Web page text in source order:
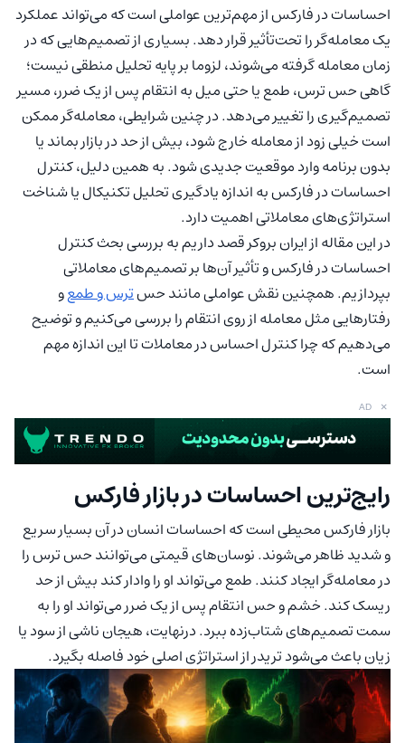
احساسات در فارکس از مهم‌ترین عواملی است که می‌تواند عملکرد
یک معامله‌گر را تحت‌تأثیر قرار دهد. بسیاری از تصمیم‌هایی که در
زمان معامله گرفته می‌شوند، لزوما بر پایه تحلیل منطقی نیست؛
گاهی حس ترس، طمع یا حتی میل به انتقام پس از یک ضرر، مسیر
تصمیم‌گیری را تغییر می‌دهد. در چنین شرایطی، معامله‌گر ممکن
است خیلی زود از معامله خارج شود، بیش از حد در بازار بماند یا
بدون برنامه وارد موقعیت جدیدی شود. به همین دلیل، کنترل
احساسات در فارکس به اندازه یادگیری تحلیل تکنیکال یا شناخت
استراتژی‌های معاملاتی اهمیت دارد.
در این مقاله از ایران بروکر قصد داریم به بررسی بحث کنترل
احساسات در فارکس و تأثیر آن‌ها بر تصمیم‌های معاملاتی
بپردازیم. همچنین نقش عواملی مانند حسترس و طمعو
رفتارهایی مثل معامله از روی انتقام را بررسی می‌کنیم و توضیح
می‌دهیم که چرا کنترل احساس در معاملات تا این اندازه مهم
است.
AD ×
رایج‌ترین احساسات در بازار فارکس
بازار فارکس محیطی است که احساسات انسان در آن بسیار سریع
و شدید ظاهر می‌شوند. نوسان‌های قیمتی می‌توانند حس ترس را
در معامله‌گر ایجاد کنند. طمع می‌تواند او را وادار کند بیش از حد
ریسک کند. خشم و حس انتقام پس از یک ضرر می‌تواند او را به
سمت تصمیم‌های شتاب‌زده ببرد. درنهایت، هیجان ناشی از سود یا
زیان باعث می‌شود تریدر از استراتژی اصلی خود فاصله بگیرد.